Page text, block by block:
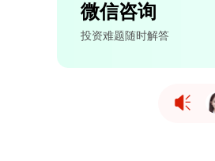
微信咨询
投资难题随时解答